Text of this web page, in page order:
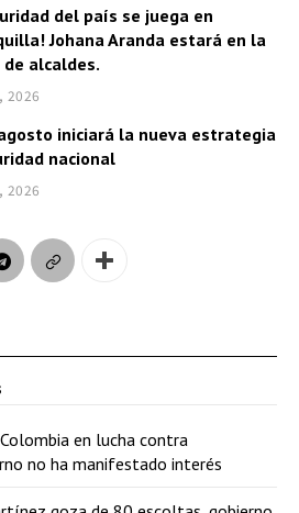
del país se juega en
Johana Aranda estará en la
de alcaldes.
2026
iniciará la nueva estrategia
nacional
2026
en lucha contra
no ha manifestado interés